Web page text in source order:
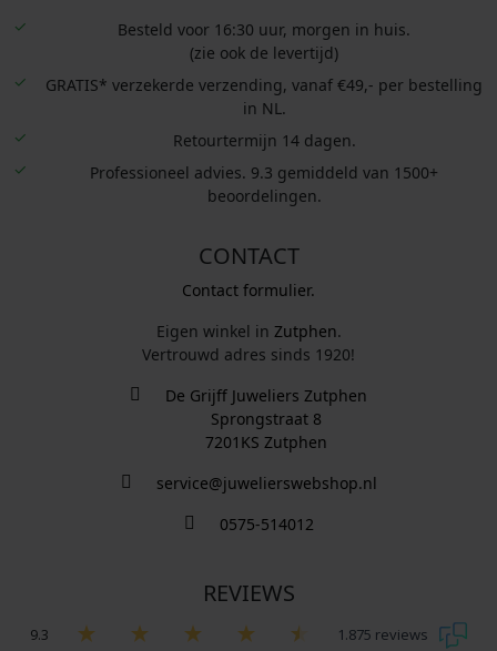
Besteld voor 16:30 uur, morgen in huis.
(zie ook de levertijd)
GRATIS* verzekerde verzending, vanaf €49,- per bestelling
in NL.
Retourtermijn 14 dagen.
Professioneel advies. 9.3 gemiddeld van 1500+
beoordelingen.
CONTACT
Contact formulier.
Eigen winkel in Zutphen.
Vertrouwd adres sinds 1920!
De Grijff Juweliers Zutphen
Sprongstraat 8
7201KS Zutphen
service@juwelierswebshop.nl
0575-514012
REVIEWS
9.3 1.875 reviews